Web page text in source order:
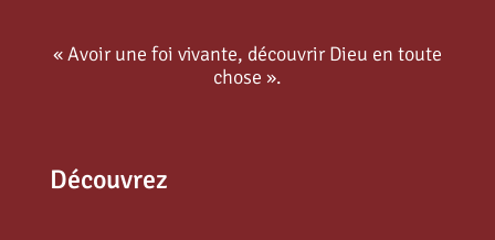
« Avoir une foi vivante, découvrir Dieu en toute
chose ».
Découvrez